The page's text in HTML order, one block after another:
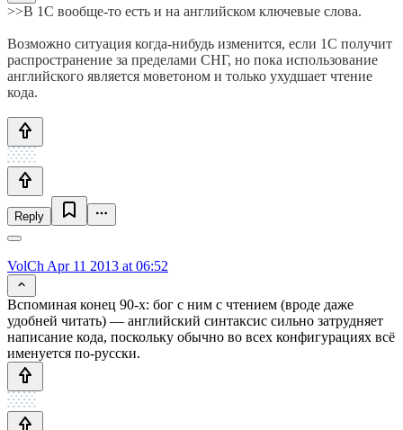
>>В 1С вообще-то есть и на английском ключевые слова.
Возможно ситуация когда-нибудь изменится, если 1С получит
распространение за пределами СНГ, но пока использование
английского является моветоном и только ухудшает чтение
кода.
Reply
VolCh Apr 11 2013 at 06:52
Вспоминая конец 90-х: бог с ним с чтением (вроде даже
удобней читать) — английский синтаксис сильно затрудняет
написание кода, поскольку обычно во всех конфигурациях всё
именуется по-русски.